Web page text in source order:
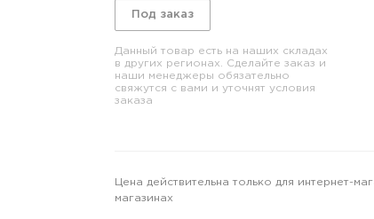
Под заказ
Данный товар есть на наших складах
в других регионах. Сделайте заказ и
наши менеджеры обязательно
свяжутся с вами и уточнят условия
заказа
Цена действительна только для интернет-
магазинах